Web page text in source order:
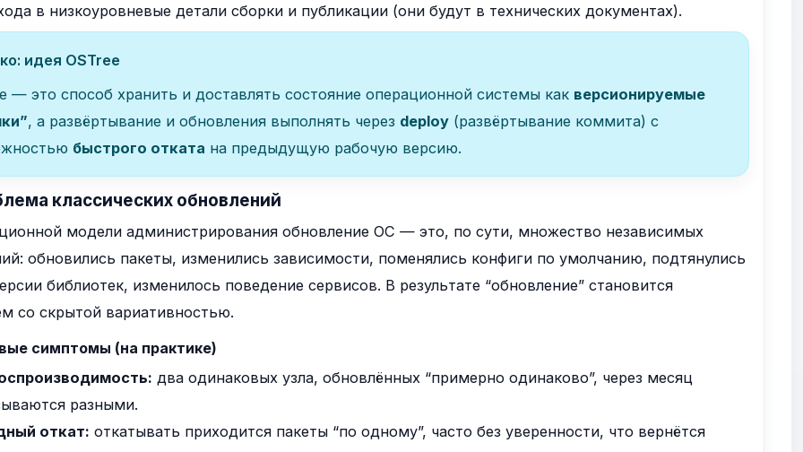
в низкоуровневые детали сборки и публикации (они будут в технических документах).
идея OSTree
— это способ хранить и доставлять состояние операционной системы как версионируемые
, а развёртывание и обновления выполнять через deploy(развёртывание коммита) с
быстрого отката на предыдущую рабочую версию.
классических обновлений
модели администрирования обновление ОС — это, по сути, множество независимых
обновились пакеты, изменились зависимости, поменялись конфиги по умолчанию, подтянулись
библиотек, изменилось поведение сервисов. В результате “обновление” становится
со скрытой вариативностью.
симптомы (на практике)
два одинаковых узла, обновлённых “примерно одинаково”, через месяц
разными.
откат: откатывать приходится пакеты “по одному”, часто без уверенности, что вернётся